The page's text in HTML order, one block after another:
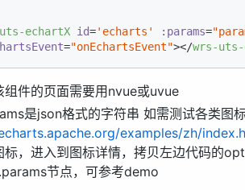
echartX id='echarts' :params=
="onEchartsEvent"></wrs-uts-
组件的页面需要用nvue或uvue
是json格式的字符串 如需测试各类图
examples/zh/
标，进入到图标详情，拷贝左边代码的
节点，可参考demo